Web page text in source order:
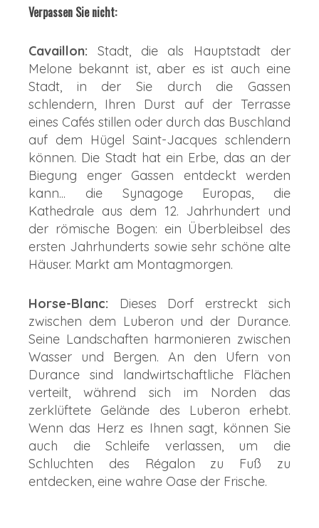
Verpassen Sie nicht:
Cavaillon: Stadt, die als Hauptstadt der
Melone bekannt ist, aber es ist auch eine
Stadt, in der Sie durch die Gassen
schlendern, Ihren Durst auf der Terrasse
eines Cafés stillen oder durch das Buschland
auf dem Hügel Saint-Jacques schlendern
können. Die Stadt hat ein Erbe, das an der
Biegung enger Gassen entdeckt werden
kann... die Synagoge Europas, die
Kathedrale aus dem 12. Jahrhundert und
der römische Bogen: ein Überbleibsel des
ersten Jahrhunderts sowie sehr schöne alte
Häuser. Markt am Montagmorgen.
Horse-Blanc: Dieses Dorf erstreckt sich
zwischen dem Luberon und der Durance.
Seine Landschaften harmonieren zwischen
Wasser und Bergen. An den Ufern von
Durance sind landwirtschaftliche Flächen
verteilt, während sich im Norden das
zerklüftete Gelände des Luberon erhebt.
Wenn das Herz es Ihnen sagt, können Sie
auch die Schleife verlassen, um die
Schluchten des Régalon zu Fuß zu
entdecken, eine wahre Oase der Frische.